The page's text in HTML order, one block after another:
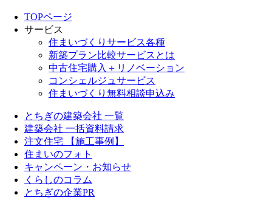
TOPページ
サービス
住まいづくりサービス各種
新築プラン比較サービスとは
中古住宅購入＋リノベーション
コンシェルジュサービス
住まいづくり無料相談申込み
とちぎの建築会社 一覧
建築会社 一括資料請求
注文住宅 【施工事例】
住まいのフォト
キャンペーン・お知らせ
くらしのコラム
とちぎの企業PR